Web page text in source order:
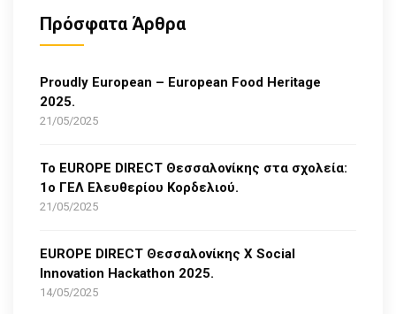
Πρόσφατα Άρθρα
Proudly European – European Food Heritage
2025.
21/05/2025
Το EUROPE DIRECT Θεσσαλονίκης στα σχολεία:
1ο ΓΕΛ Ελευθερίου Κορδελιού.
21/05/2025
EUROPE DIRECT Θεσσαλονίκης Χ Social
Innovation Hackathon 2025.
14/05/2025